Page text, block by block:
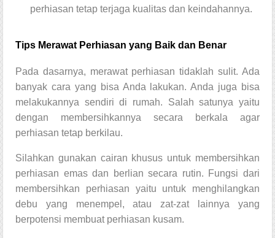
perhiasan tetap terjaga kualitas dan keindahannya.
Tips Merawat Perhiasan yang Baik dan Benar
Pada dasarnya, merawat perhiasan tidaklah sulit. Ada
banyak cara yang bisa Anda lakukan. Anda juga bisa
melakukannya sendiri di rumah. Salah satunya yaitu
dengan membersihkannya secara berkala agar
perhiasan tetap berkilau.
Silahkan gunakan cairan khusus untuk membersihkan
perhiasan emas dan berlian secara rutin. Fungsi dari
membersihkan perhiasan yaitu untuk menghilangkan
debu yang menempel, atau zat-zat lainnya yang
berpotensi membuat perhiasan kusam.